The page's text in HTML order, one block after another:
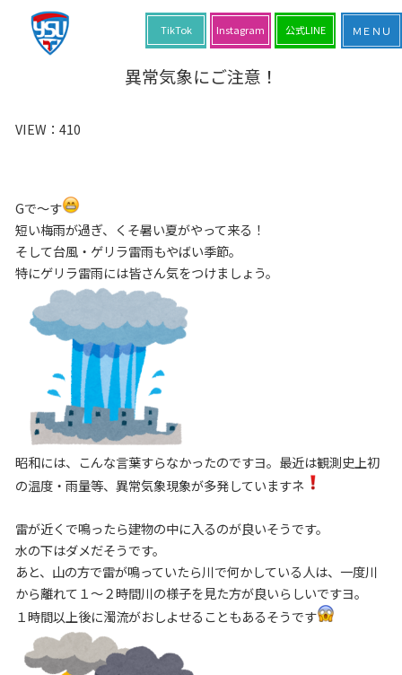
異常気象にご注意！
VIEW： 410
Gで～す
短い梅雨が過ぎ、くそ暑い夏がやって来る！
そして台風・ゲリラ雷雨もやばい季節。
特にゲリラ雷雨には皆さん気をつけましょう。
昭和には、こんな言葉すらなかったのですヨ。最近は観測史上初
の温度・雨量等、異常気象現象が多発していますネ
雷が近くで鳴ったら建物の中に入るのが良いそうです。
水の下はダメだそうです。
あと、山の方で雷が鳴っていたら川で何かしている人は、一度川
から離れて１～２時間川の様子を見た方が良いらしいですヨ。
１時間以上後に濁流がおしよせることもあるそうです
公式LINE
Instagram
TikTok